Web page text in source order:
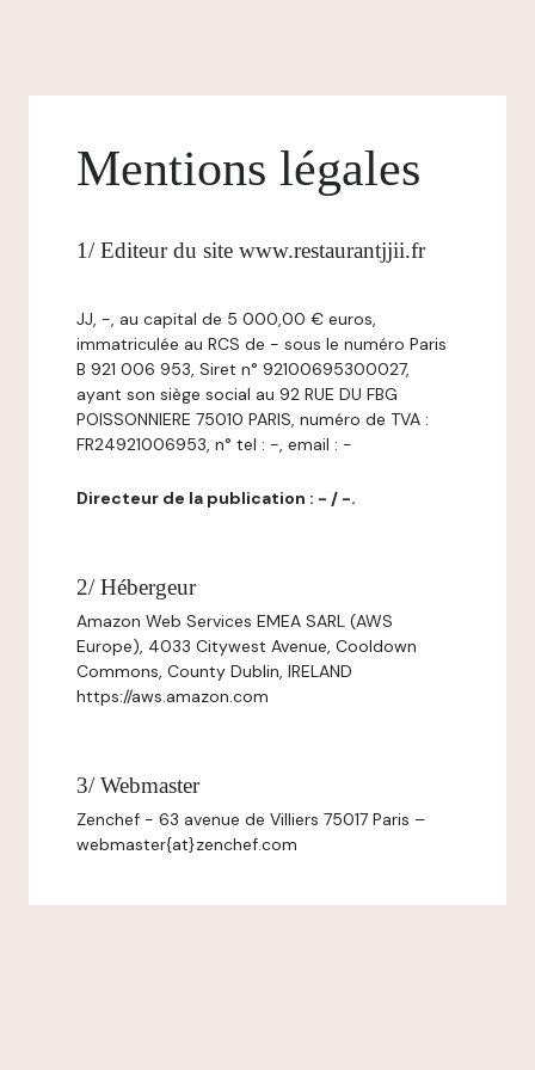
Mentions légales
1/ Editeur du site www.restaurantjjii.fr
JJ, -, au capital de 5 000,00 € euros,
immatriculée au RCS de - sous le numéro Paris
B 921 006 953, Siret n° 92100695300027,
ayant son siège social au 92 RUE DU FBG
POISSONNIERE 75010 PARIS, numéro de TVA :
FR24921006953, n° tel : -, email : -
Directeur de la publication : - / -.
2/ Hébergeur
Amazon Web Services EMEA SARL (AWS
Europe), 4033 Citywest Avenue, Cooldown
Commons, County Dublin, IRELAND
https://aws.amazon.com
3/ Webmaster
Zenchef - 63 avenue de Villiers 75017 Paris –
webmaster{at}zenchef.com